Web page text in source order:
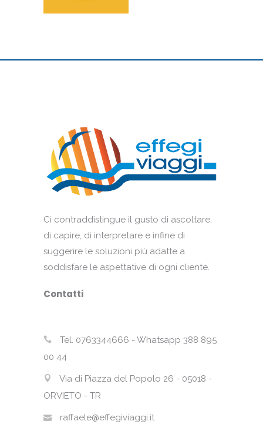
Ci contraddistingue il gusto di ascoltare,
di capire, di interpretare e infine di
suggerire le soluzioni più adatte a
soddisfare le aspettative di ogni cliente.
Contatti
Tel. 0763344666 - Whatsapp 388 895
00 44
Via di Piazza del Popolo 26 - 05018 -
ORVIETO - TR
raffaele@effegiviaggi.it